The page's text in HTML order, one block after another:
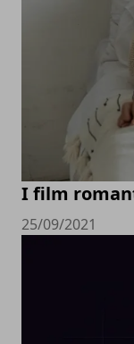
I film
25/09/2021